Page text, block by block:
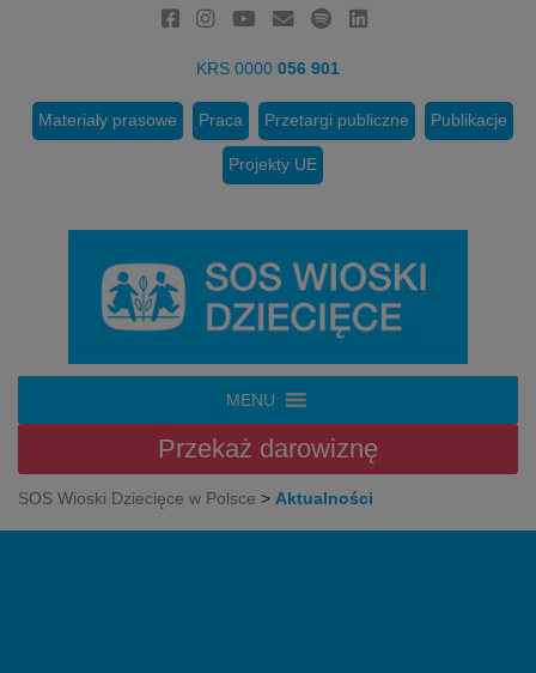
KRS 0000 056 901
Materiały prasowe Praca Przetargi publiczne Publikacje
Projekty UE
MENU
Przekaż darowiznę
SOS Wioski Dziecięce w Polsce > Aktualności